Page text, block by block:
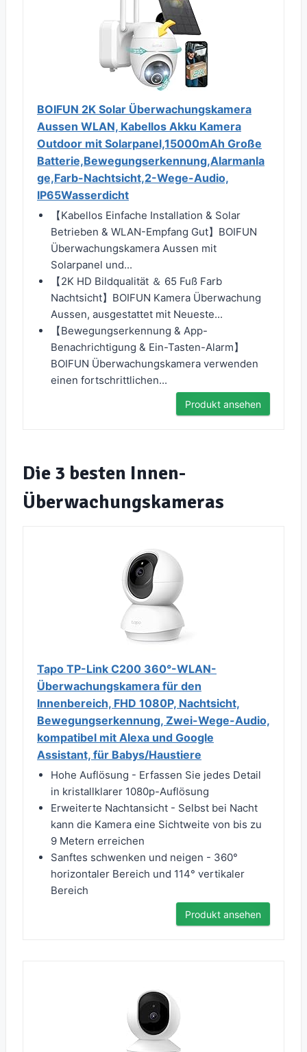
BOIFUN 2K Solar Überwachungskamera
Aussen WLAN, Kabellos Akku Kamera
Outdoor mit Solarpanel,15000mAh Große
Batterie,Bewegungserkennung,Alarmanla
ge,Farb-Nachtsicht,2-Wege-Audio,
IP65Wasserdicht
【Kabellos Einfache Installation & Solar
Betrieben & WLAN-Empfang Gut】BOIFUN
Überwachungskamera Aussen mit
Solarpanel und...
【2K HD Bildqualität ＆ 65 Fuß Farb
Nachtsicht】BOIFUN Kamera Überwachung
Aussen, ausgestattet mit Neueste...
【Bewegungserkennung & App-
Benachrichtigung & Ein-Tasten-Alarm】
BOIFUN Überwachungskamera verwenden
einen fortschrittlichen...
Produkt ansehen
Die 3 besten Innen-
Überwachungskameras
Tapo TP-Link C200 360°-WLAN-
Überwachungskamera für den
Innenbereich, FHD 1080P, Nachtsicht,
Bewegungserkennung, Zwei-Wege-Audio,
kompatibel mit Alexa und Google
Assistant, für Babys/Haustiere
Hohe Auflösung - Erfassen Sie jedes Detail
in kristallklarer 1080p-Auflösung
Erweiterte Nachtansicht - Selbst bei Nacht
kann die Kamera eine Sichtweite von bis zu
9 Metern erreichen
Sanftes schwenken und neigen - 360°
horizontaler Bereich und 114° vertikaler
Bereich
Produkt ansehen